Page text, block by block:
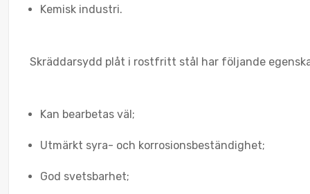
Kemisk industri.
Skräddarsydd plåt i rostfritt stål har följande
Kan bearbetas väl;
Utmärkt syra- och korrosionsbeständighet;
God svetsbarhet;